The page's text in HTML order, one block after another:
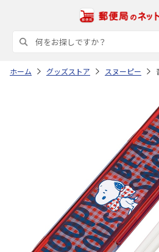
ホーム グッズストア スヌーピー